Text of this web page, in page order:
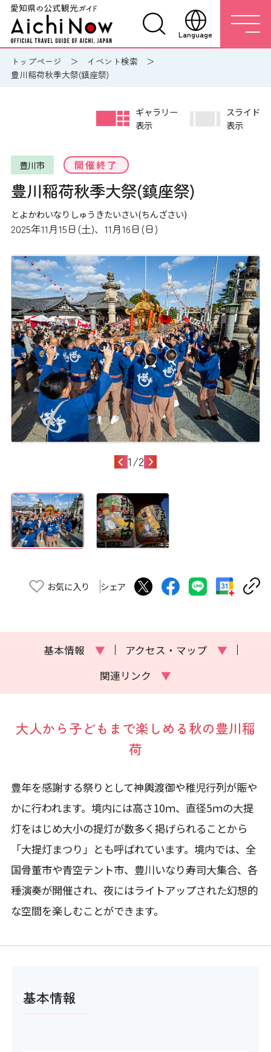
Language
トップページ
イベント検索
豊川稲荷秋季大祭(鎮座祭)
豊川市 開催終了
豊川稲荷秋季大祭(鎮座祭)
とよかわいなりしゅうきたいさい(ちんざさい)
2025年11月15日(土)、11月16日(日)
ギャラリー
表示
スライド
表示
1/2
お気に入り シェア
基本情報 ▼ アクセス・マップ
▼
関連リンク
▼
大人から子どもまで楽しめる秋の豊川稲
荷
豊年を感謝する祭りとして神輿渡御や稚児行列が賑や
かに行われます。境内には高さ10ｍ、直径5ｍの大提
灯をはじめ大小の提灯が数多く掲げられることから
「大提灯まつり」とも呼ばれています。境内では、全
国骨董市や青空テント市、豊川いなり寿司大集合、各
種演奏が開催され、夜にはライトアップされた幻想的
な空間を楽しむことができます。
基本情報